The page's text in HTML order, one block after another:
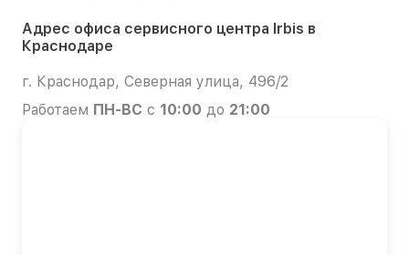
Адрес офиса сервисного центра Irbis в
Краснодаре
г. Краснодар, Северная улица, 496/2
Работаем ПН-ВС с 10:00 до 21:00